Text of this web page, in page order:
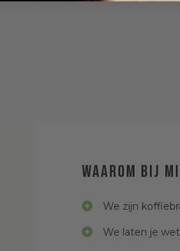
Waarom bij
We zijn
We laten je